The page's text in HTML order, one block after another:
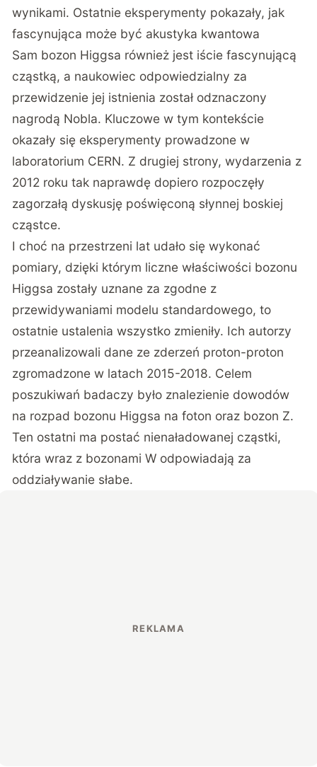
wynikami. Ostatnie eksperymenty pokazały, jak
fascynująca może być akustyka kwantowa
Sam bozon Higgsa również jest iście fascynującą
cząstką, a naukowiec odpowiedzialny za
przewidzenie jej istnienia został odznaczony
nagrodą Nobla. Kluczowe w tym kontekście
okazały się eksperymenty prowadzone w
laboratorium CERN. Z drugiej strony, wydarzenia z
2012 roku tak naprawdę dopiero rozpoczęły
zagorzałą dyskusję poświęconą słynnej boskiej
cząstce.
I choć na przestrzeni lat udało się wykonać
pomiary, dzięki którym liczne właściwości bozonu
Higgsa zostały uznane za zgodne z
przewidywaniami modelu standardowego, to
ostatnie ustalenia wszystko zmieniły. Ich autorzy
przeanalizowali dane ze zderzeń proton-proton
zgromadzone w latach 2015-2018. Celem
poszukiwań badaczy było znalezienie dowodów
na rozpad bozonu Higgsa na foton oraz bozon Z.
Ten ostatni ma postać nienaładowanej cząstki,
która wraz z bozonami W odpowiadają za
oddziaływanie słabe.